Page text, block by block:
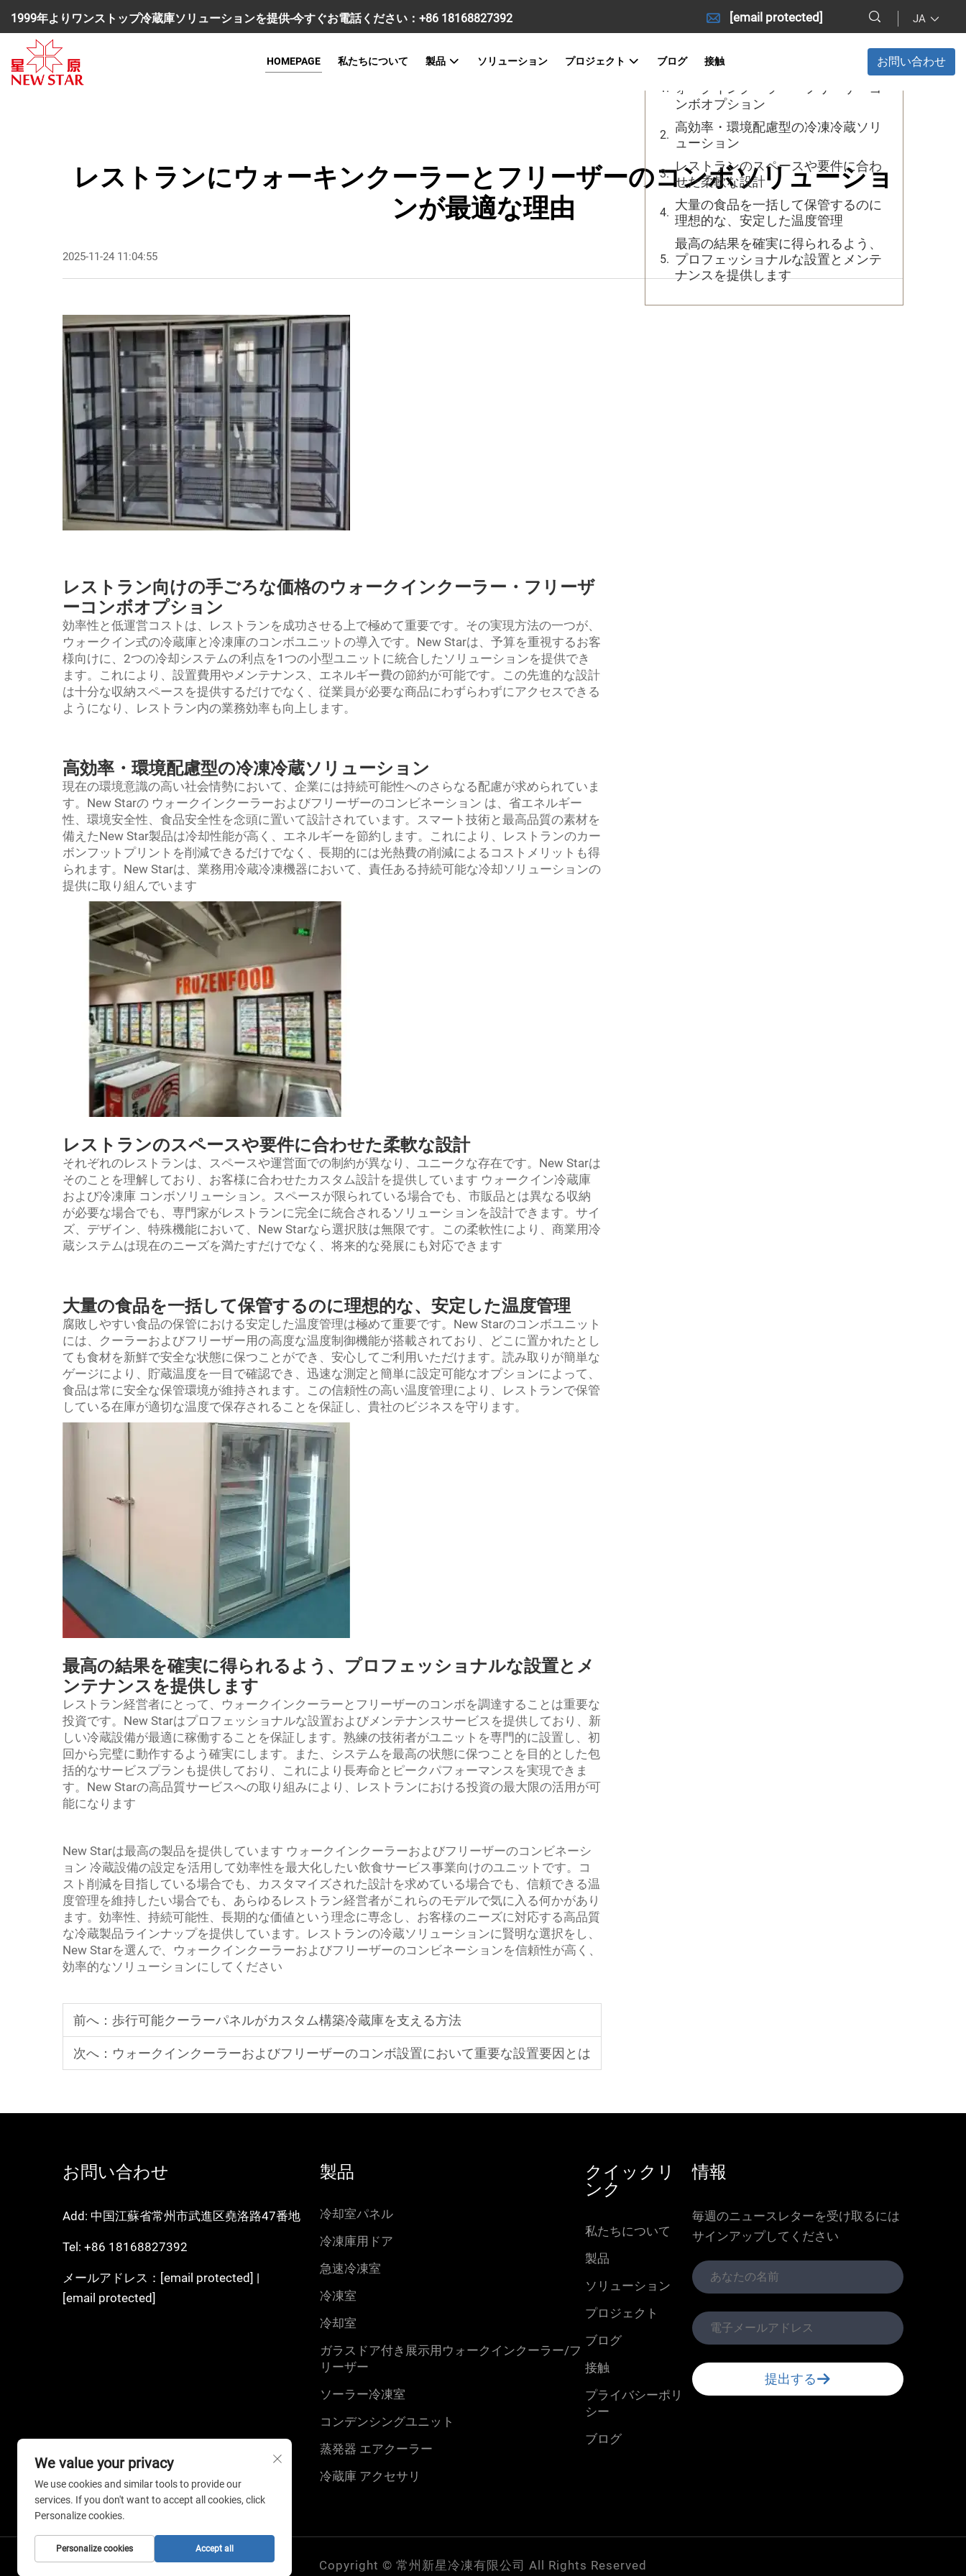
1999年よりワンストップ冷蔵庫ソリューションを提供-今すぐお電話ください： +86 18168827392 [email protected] JA
HOMEPAGE 私たちについて 製品 ソリューション プロジェクト ブログ 接触 お問い合わせ
レストランにウォーキンクーラーとフリーザーのコンボソリューショ
ンが最適な理由
2025-11-24 11:04:55
レストラン向けの手ごろな価格のウォークインクーラー・フリーザ
ーコンボオプション
効率性と低運営コストは、レストランを成功させる上で極めて重要です。その実現方法の一つが、
ウォークイン式の冷蔵庫と冷凍庫のコンボユニットの導入です。New Starは、予算を重視するお客
様向けに、2つの冷却システムの利点を1つの小型ユニットに統合したソリューションを提供でき
ます。これにより、設置費用やメンテナンス、エネルギー費の節約が可能です。この先進的な設計
は十分な収納スペースを提供するだけでなく、従業員が必要な商品にわずらわずにアクセスできる
ようになり、レストラン内の業務効率も向上します。
高効率・環境配慮型の冷凍冷蔵ソリューション
現在の環境意識の高い社会情勢において、企業には持続可能性へのさらなる配慮が求められていま
す。New Starの ウォークインクーラーおよびフリーザーのコンビネーション は、省エネルギー
性、環境安全性、食品安全性を念頭に置いて設計されています。スマート技術と最高品質の素材を
備えたNew Star製品は冷却性能が高く、エネルギーを節約します。これにより、レストランのカー
ボンフットプリントを削減できるだけでなく、長期的には光熱費の削減によるコストメリットも得
られます。New Starは、業務用冷蔵冷凍機器において、責任ある持続可能な冷却ソリューションの
提供に取り組んでいます
レストランのスペースや要件に合わせた柔軟な設計
それぞれのレストランは、スペースや運営面での制約が異なり、ユニークな存在です。New Starは
そのことを理解しており、お客様に合わせたカスタム設計を提供しています ウォークイン冷蔵庫
および冷凍庫 コンボソリューション。スペースが限られている場合でも、市販品とは異なる収納
が必要な場合でも、専門家がレストランに完全に統合されるソリューションを設計できます。サイ
ズ、デザイン、特殊機能において、New Starなら選択肢は無限です。この柔軟性により、商業用冷
蔵システムは現在のニーズを満たすだけでなく、将来的な発展にも対応できます
大量の食品を一括して保管するのに理想的な、安定した温度管理
腐敗しやすい食品の保管における安定した温度管理は極めて重要です。New Starのコンボユニット
には、クーラーおよびフリーザー用の高度な温度制御機能が搭載されており、どこに置かれたとし
ても食材を新鮮で安全な状態に保つことができ、安心してご利用いただけます。読み取りが簡単な
ゲージにより、貯蔵温度を一目で確認でき、迅速な測定と簡単に設定可能なオプションによって、
食品は常に安全な保管環境が維持されます。この信頼性の高い温度管理により、レストランで保管
している在庫が適切な温度で保存されることを保証し、貴社のビジネスを守ります。
最高の結果を確実に得られるよう、プロフェッショナルな設置とメ
ンテナンスを提供します
レストラン経営者にとって、ウォークインクーラーとフリーザーのコンボを調達することは重要な
投資です。New Starはプロフェッショナルな設置およびメンテナンスサービスを提供しており、新
しい冷蔵設備が最適に稼働することを保証します。熟練の技術者がユニットを専門的に設置し、初
回から完璧に動作するよう確実にします。また、システムを最高の状態に保つことを目的とした包
括的なサービスプランも提供しており、これにより長寿命とピークパフォーマンスを実現できま
す。New Starの高品質サービスへの取り組みにより、レストランにおける投資の最大限の活用が可
能になります
New Starは最高の製品を提供しています ウォークインクーラーおよびフリーザーのコンビネーシ
ョン 冷蔵設備の設定を活用して効率性を最大化したい飲食サービス事業向けのユニットです。コ
スト削減を目指している場合でも、カスタマイズされた設計を求めている場合でも、信頼できる温
度管理を維持したい場合でも、あらゆるレストラン経営者がこれらのモデルで気に入る何かがあり
ます。効率性、持続可能性、長期的な価値という理念に専念し、お客様のニーズに対応する高品質
な冷蔵製品ラインナップを提供しています。レストランの冷蔵ソリューションに賢明な選択をし、
New Starを選んで、ウォークインクーラーおよびフリーザーのコンビネーションを信頼性が高く、
効率的なソリューションにしてください
前へ： 歩行可能クーラーパネルがカスタム構築冷蔵庫を支える方法
次へ： ウォークインクーラーおよびフリーザーのコンボ設置において重要な設置要因とは
レストラン向けの手ごろな価格のウ
ォークインクーラー・フリーザーコ
ンボオプション
高効率・環境配慮型の冷凍冷蔵ソリ
ューション
レストランのスペースや要件に合わ
せた柔軟な設計
大量の食品を一括して保管するのに
理想的な、安定した温度管理
最高の結果を確実に得られるよう、
プロフェッショナルな設置とメンテ
ナンスを提供します
お問い合わせ
Add: 中国江蘇省常州市武進区堯洛路47番地
Tel: +86 18168827392
メールアドレス： [email protected] |
[email protected]
製品
冷却室パネル
冷凍庫用ドア
急速冷凍室
冷凍室
冷却室
ガラスドア付き展示用ウォークインクーラー/フ
リーザー
ソーラー冷凍室
コンデンシングユニット
蒸発器 エアクーラー
冷蔵庫 アクセサリ
クイックリ
ンク
私たちについて
製品
ソリューション
プロジェクト
ブログ
接触
プライバシーポリ
シー
ブログ
情報
毎週のニュースレターを受け取るには
サインアップしてください
提出する
Copyright © 常州新星冷凍有限公司 All Rights Reserved
We value your privacy
We use cookies and similar tools to provide our
services. If you don't want to accept all cookies, click
Personalize cookies.
Personalize cookies Accept all